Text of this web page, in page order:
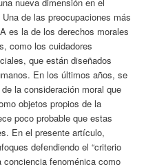
de las preocupaciones más
es la de los derechos morales
como los cuidadores
que están diseñados
En los últimos años, se
la consideración moral que
objetos propios de la
poco probable que estas
En el presente artículo,
defendiendo el “criterio
conciencia fenoménica como